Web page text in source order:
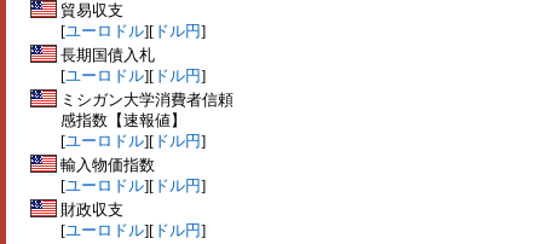
貿易収支
[ユーロドル][ ドル円]
長期国債入札
[ユーロドル][ ドル円]
ミシガン大学消費者信頼
感指数【速報値】
[ユーロドル][ ドル円]
輸入物価指数
[ユーロドル][ ドル円]
財政収支
[ユーロドル][ ドル円]